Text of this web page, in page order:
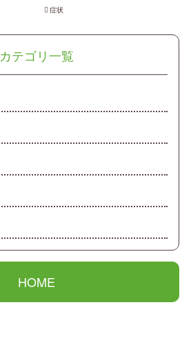
症状
カテゴリ一覧
HOME